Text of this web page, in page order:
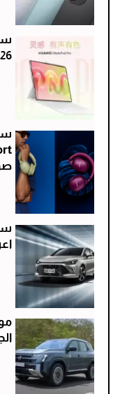
2026 .. أفضل